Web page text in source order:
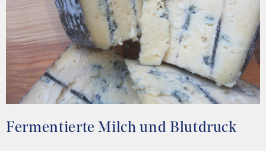
Fermentierte Milch und Blutdruck